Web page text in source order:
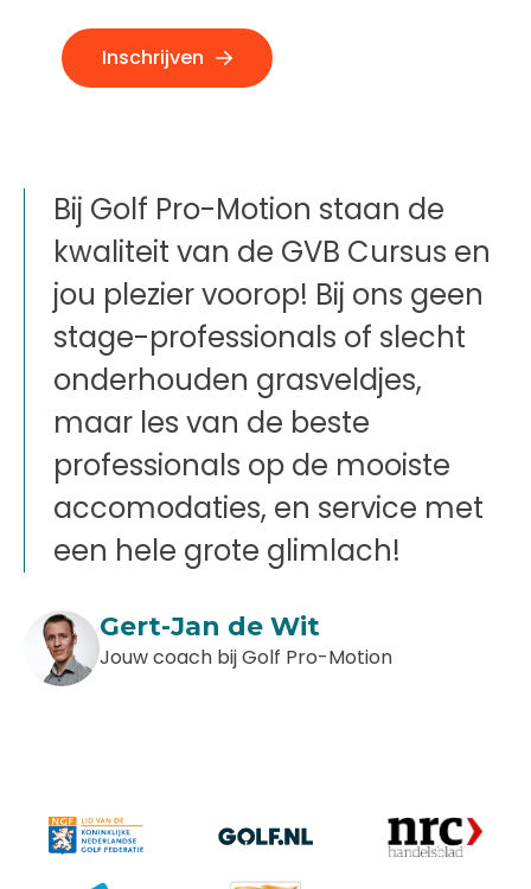
Inschrijven
Bij Golf Pro-Motion staan de
kwaliteit van de GVB Cursus en
jou plezier voorop! Bij ons geen
stage-professionals of slecht
onderhouden grasveldjes,
maar les van de beste
professionals op de mooiste
accomodaties, en service met
een hele grote glimlach!
Gert-Jan de Wit
Jouw coach bij Golf Pro-Motion